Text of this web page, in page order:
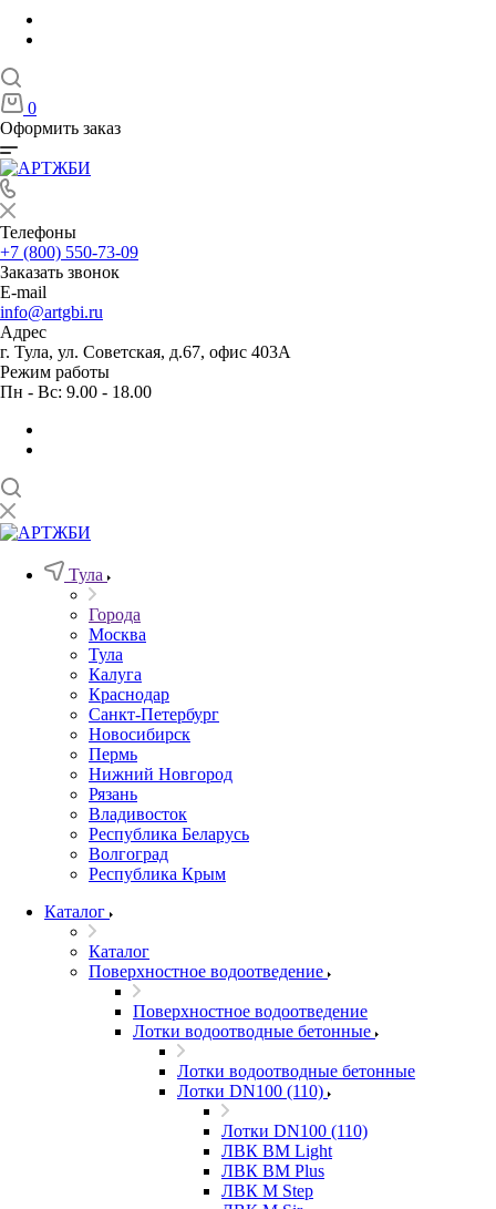
0
Оформить заказ
Телефоны
+7 (800) 550-73-09
Заказать звонок
E-mail
info@artgbi.ru
Адрес
г. Тула, ул. Советская, д.67, офис 403А
Режим работы
Пн - Вс: 9.00 - 18.00
Тула
Города
Москва
Тула
Калуга
Краснодар
Санкт-Петербург
Новосибирск
Пермь
Нижний Новгород
Рязань
Владивосток
Республика Беларусь
Волгоград
Республика Крым
Каталог
Каталог
Поверхностное водоотведение
Поверхностное водоотведение
Лотки водоотводные бетонные
Лотки водоотводные бетонные
Лотки DN100 (110)
Лотки DN100 (110)
ЛВК ВМ Light
ЛВК ВМ Plus
ЛВК М Step